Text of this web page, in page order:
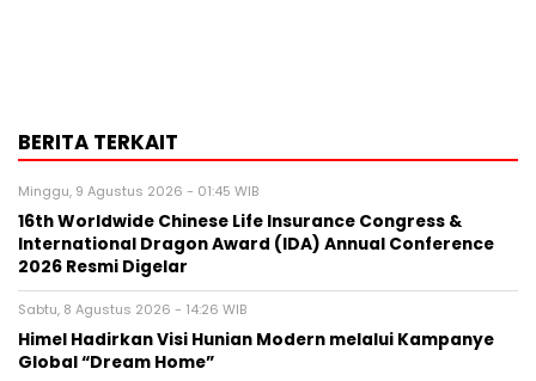
BERITA TERKAIT
Minggu, 9 Agustus 2026 - 01:45 WIB
16th Worldwide Chinese Life Insurance Congress &
International Dragon Award (IDA) Annual Conference
2026 Resmi Digelar
Sabtu, 8 Agustus 2026 - 14:26 WIB
Himel Hadirkan Visi Hunian Modern melalui Kampanye
Global “Dream Home”